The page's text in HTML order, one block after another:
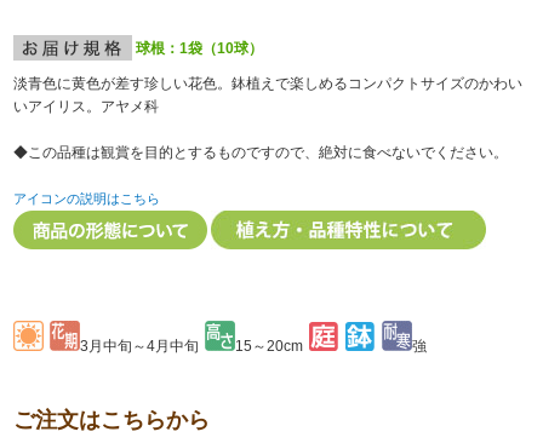
球根：1袋（10球）
淡青色に黄色が差す珍しい花色。鉢植えで楽しめるコンパクトサイズのかわい
いアイリス。アヤメ科
◆この品種は観賞を目的とするものですので、絶対に食べないでください。
アイコンの説明はこちら
3月中旬～4月中旬 15～20cm 強
ご注文はこちらから